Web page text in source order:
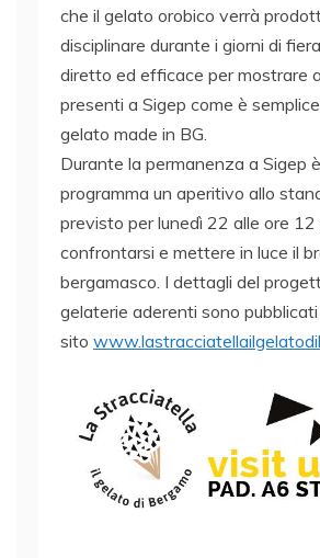
che il gelato orobico verrà
disciplinare durante i giorni di
diretto ed efficace per mostrare
presenti a Sigep come è
gelato made in BG.
Durante la permanenza a Sigep
programma un aperitivo allo
previsto per lunedì 22 alle ore 12
confrontarsi e mettere in luce il
bergamasco. I dettagli del
gelaterie aderenti sono pubblicati
sito